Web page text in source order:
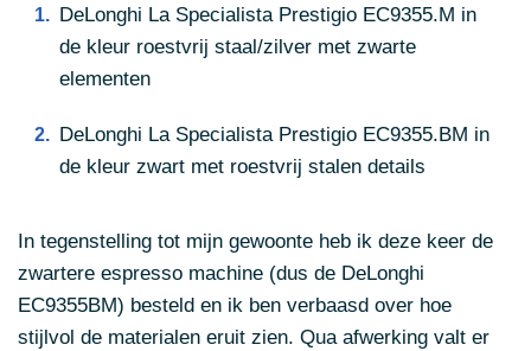
DeLonghi La Specialista Prestigio EC9355.M in
de kleur roestvrij staal/zilver met zwarte
elementen
DeLonghi La Specialista Prestigio EC9355.BM in
de kleur zwart met roestvrij stalen details
In tegenstelling tot mijn gewoonte heb ik deze keer de
zwartere espresso machine (dus de DeLonghi
EC9355BM) besteld en ik ben verbaasd over hoe
stijlvol de materialen eruit zien. Qua afwerking valt er